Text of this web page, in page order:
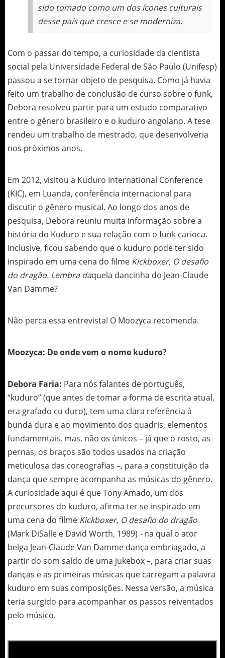
sido tomado como um dos ícones culturais
desse país que cresce e se moderniza.
Com o passar do tempo, a curiosidade da cientista
social pela Universidade Federal de São Paulo (Unifesp)
passou a se tornar objeto de pesquisa. Como já havia
feito um trabalho de conclusão de curso sobre o funk,
Debora resolveu partir para um estudo comparativo
entre o gênero brasileiro e o kuduro angolano. A tese
rendeu um trabalho de mestrado, que desenvolveria
nos próximos anos.
Em 2012, visitou a Kuduro International Conference
(KIC), em Luanda, conferência internacional para
discutir o gênero musical. Ao longo dos anos de
pesquisa, Debora reuniu muita informação sobre a
história do Kuduro e sua relação com o funk carioca.
Inclusive, ficou sabendo que o kuduro pode ter sido
inspirado em uma cena do filme Kickboxer, O desafio
do dragão. Lembra daquela dancinha do Jean-Claude
Van Damme?
Não perca essa entrevista! O Moozyca recomenda.
Moozyca: De onde vem o nome kuduro?
Debora Faria: Para nós falantes de português,
“kuduro” (que antes de tomar a forma de escrita atual,
era grafado cu duro), tem uma clara referência à
bunda dura e ao movimento dos quadris, elementos
fundamentais, mas, não os únicos – já que o rosto, as
pernas, os braços são todos usados na criação
meticulosa das coreografias –, para a constituição da
dança que sempre acompanha as músicas do gênero.
A curiosidade aqui é que Tony Amado, um dos
precursores do kuduro, afirma ter se inspirado em
uma cena do filme Kickboxer, O desafio do dragão
(Mark DiSalle e David Worth, 1989) -na qual o ator
belga Jean-Claude Van Damme dança embriagado, a
partir do som saído de uma jukebox –, para criar suas
danças e as primeiras músicas que carregam a palavra
kuduro em suas composições. Nessa versão, a música
teria surgido para acompanhar os passos reiventados
pelo músico.